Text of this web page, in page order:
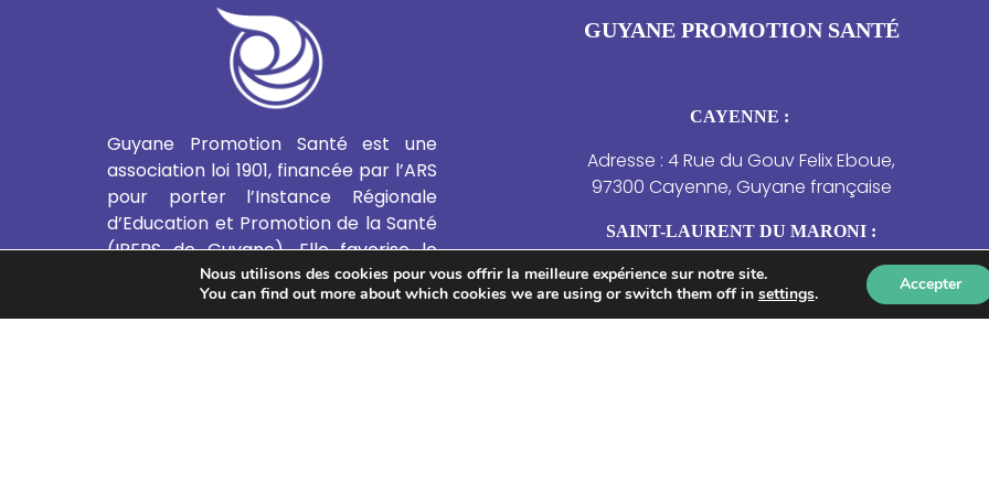
Guyane Promotion Santé est une
association loi 1901, financée par l’ARS
pour porter l’Instance Régionale
d’Education et Promotion de la Santé
(IREPS de Guyane). Elle favorise le
développement de l’Education et de
la Promotion de la Santé et de
GUYANE PROMOTION SANTÉ
CAYENNE :
Adresse : 4 Rue du Gouv Felix Eboue,
97300 Cayenne, Guyane française
SAINT-LAURENT DU MARONI :
Adresse : 4 Résidence des Jasmins –
21 rue de la Marne, Saint-Laurent-du-
Nous utilisons des cookies pour vous offrir la meilleure expérience sur notre site.
You can find out more about which cookies we are using or switch them off in settings. Accepter